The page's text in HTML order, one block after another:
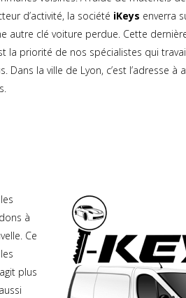
d’activité, la société iKeys enverra
autre clé voiture perdue. Cette
la priorité de nos spécialistes qui
la ville de Lyon, c’est l’adresse à
à
Ce
plus